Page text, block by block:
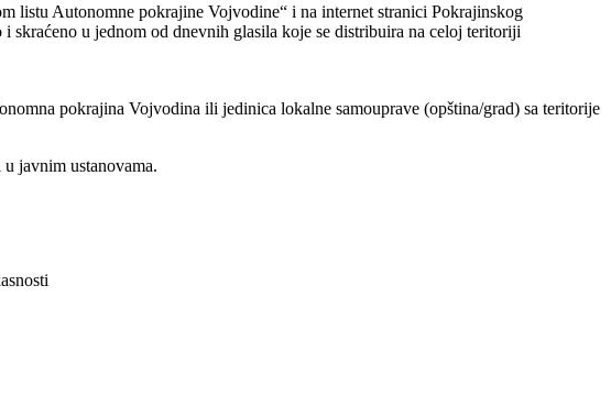
listu Autonomne pokrajine Vojvodine“ i na internet stranici Pokrajinskog
skraćeno u jednom od dnevnih glasila koje se distribuira na celoj teritoriji
pokrajina Vojvodina ili jedinica lokalne samouprave (opština/grad) sa teritorije
javnim ustanovama.